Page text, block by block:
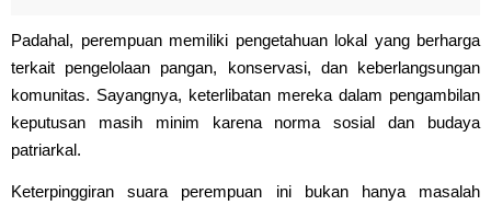
Padahal, perempuan memiliki pengetahuan lokal yang berharga
terkait pengelolaan pangan, konservasi, dan keberlangsungan
komunitas. Sayangnya, keterlibatan mereka dalam pengambilan
keputusan masih minim karena norma sosial dan budaya
patriarkal.
Keterpinggiran suara perempuan ini bukan hanya masalah